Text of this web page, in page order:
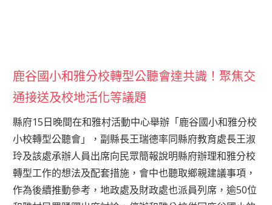
鹿谷國小和雅分校轉型公聽會達共識！聚焦交
通接送及校地活化等議題
縣府15日晚間在和雅村活動中心舉辦「鹿谷國小和雅分校
小校轉型公聽會」，副縣長王瑞德率同縣府教育處長王淑
玲及該處承辦人員出席向民眾簡報說明縣府辦理和雅分校
轉型工作的想法及配套措施，會中也聽取鄉親建議事項，
作為後續推動參考，地政處及財政處也派員列席，逾50位